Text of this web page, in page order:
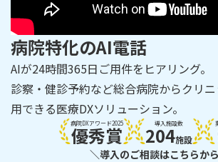
病院特化のAI電話
AIが24時間365日ご用件をヒアリング。
診察・健診予約など総合病院からクリ
用できる医療DXソリューション。
病院DXアワード2025
優秀賞 導入施設数
204施設
＼導入のご相談はこちらか